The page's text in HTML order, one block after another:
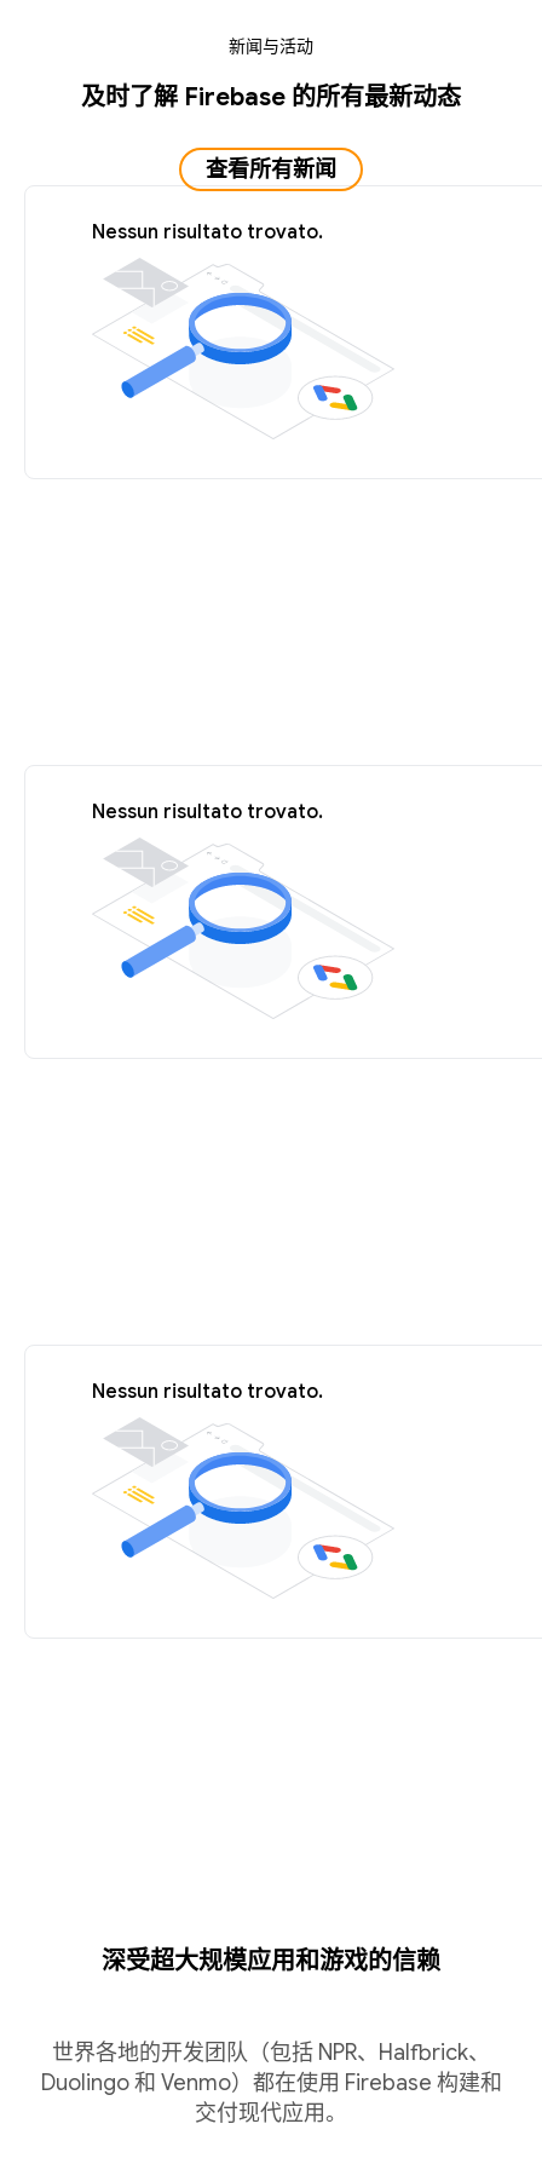
新闻与活动
及时了解 Firebase 的所有最新动态
查看所有新闻
Nessun risultato trovato.
Nessun risultato trovato.
Nessun risultato trovato.
深受超大规模应用和游戏的信赖
世界各地的开发团队（包括 NPR、Halfbrick、
Duolingo 和 Venmo）都在使用 Firebase 构建和
交付现代应用。